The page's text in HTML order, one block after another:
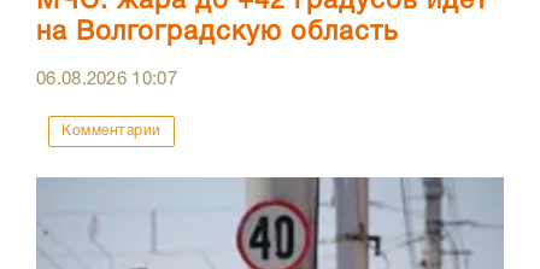
на Волгоградскую область
06.08.2026 10:07
Комментарии